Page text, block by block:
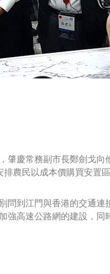
慶常務副市長鄭劍戈
農民以成本價購買安置
到江門與香港的交通
高速公路網的建設，